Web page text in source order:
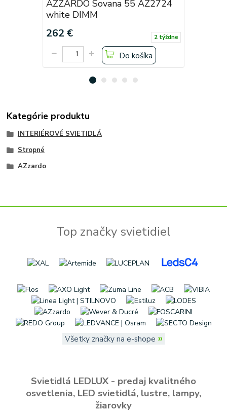
AZZARDO Sovana 55 AZ2724
white DIMM
262 € 2 týždne
Do košíka
Kategórie produktu
INTERIÉROVÉ SVIETIDLÁ
Stropné
AZzardo
Top značky svietidiel
Všetky značky na e-shope »
Svietidlá LEDLUX - predaj kvalitného
osvetlenia, LED svietidlá, lustre, lampy,
žiarovky